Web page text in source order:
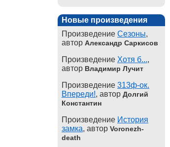
Новые произведения
Произведение Сезоны,
автор Александр Саркисов
Произведение Хотя б...,
автор Владимир Лучит
Произведение 313ф-ок.
Впереди!, автор Долгий
Константин
Произведение История
замка, автор Voronezh-
death